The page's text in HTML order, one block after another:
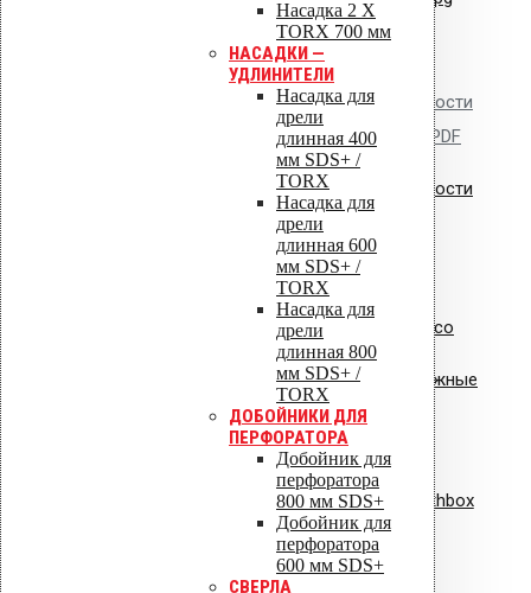
Насадка 2 X
TORX 700 мм
НАСАДКИ —
УДЛИНИТЕЛИ
Насадка для
дрели
длинная 400
мм SDS+ /
TORX
Насадка для
дрели
длинная 600
мм SDS+ /
TORX
Насадка для
дрели
длинная 800
мм SDS+ /
TORX
ДОБОЙНИКИ ДЛЯ
ПЕРФОРАТОРА
Добойник для
перфоратора
800 мм SDS+
Добойник для
перфоратора
600 мм SDS+
СВЕРЛА
Сертификат пожарной безопасности
на изделия из полипропилена.PDF
Сертификат пожарной безопасности
на уплотнители из резины
Сертификат соответствия Croco
Сертификат соответствия: крепежные
элементы
Сертификат соответствия:
вентиляционная установка Healthbox
ISO 9001